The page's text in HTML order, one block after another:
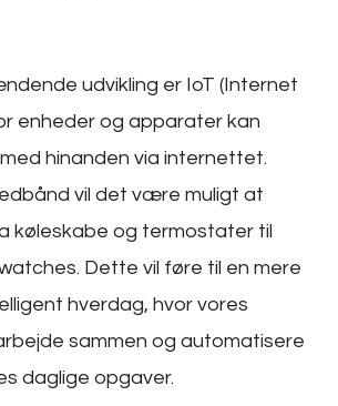
udvikling er IoT (Internet
enheder og apparater kan
hinanden via internettet.
vil det være muligt at
køleskabe og termostater til
Dette vil føre til en mere
hverdag, hvor vores
sammen og automatisere
daglige opgaver.